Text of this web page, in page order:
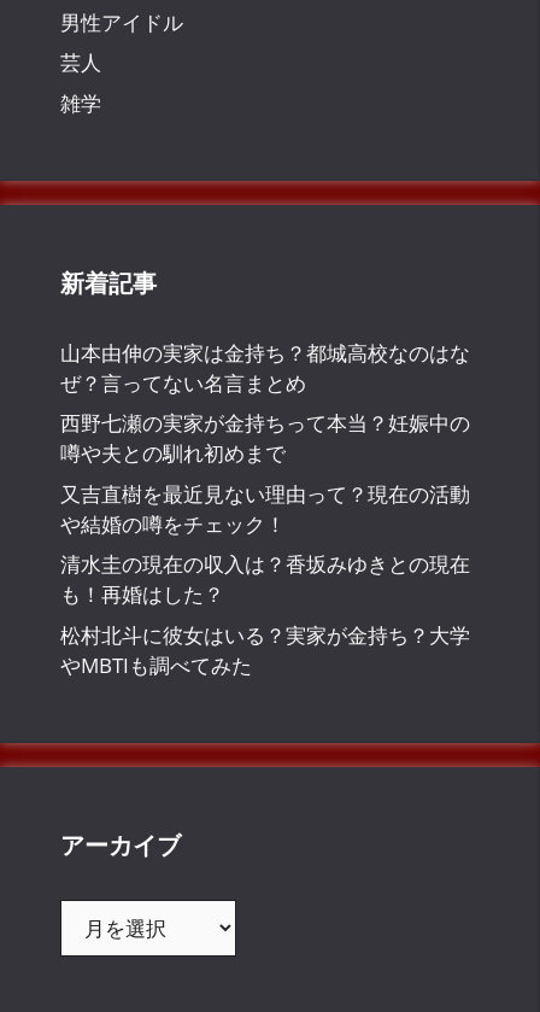
男性アイドル
芸人
雑学
新着記事
山本由伸の実家は金持ち？都城高校なのはな
ぜ？言ってない名言まとめ
西野七瀬の実家が金持ちって本当？妊娠中の
噂や夫との馴れ初めまで
又吉直樹を最近見ない理由って？現在の活動
や結婚の噂をチェック！
清水圭の現在の収入は？香坂みゆきとの現在
も！再婚はした？
松村北斗に彼女はいる？実家が金持ち？大学
やMBTIも調べてみた
アーカイブ